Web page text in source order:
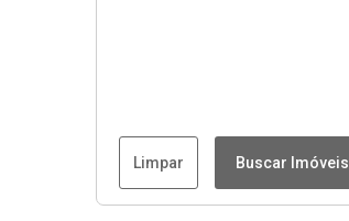
Limpar Buscar Imóveis